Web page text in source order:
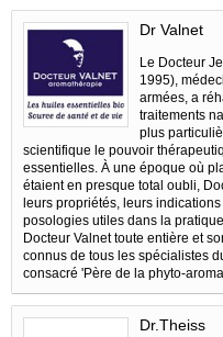
Dr Valnet
Le Docteur
1995),
armées, a
traitements
plus
scientifique le pouvoir
essentielles. À une époque où
étaient en presque total oubli,
leurs propriétés, leurs
posologies utiles dans la
Docteur Valnet toute entière et
connus de tous les spécialistes
consacré 'Père de la phyto-
Dr.Theiss